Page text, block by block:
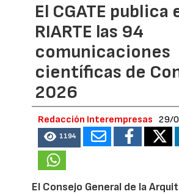
El CGATE publica
RIARTE las 94
comunicaciones
científicas de
2026
Redacción Interempresas 29/
1194
El Consejo General de la